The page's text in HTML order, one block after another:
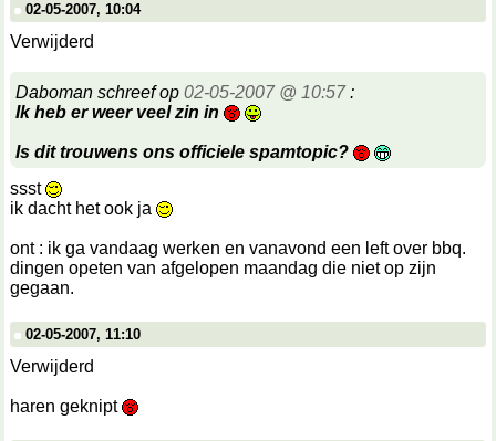
02-05-2007, 10:04
Verwijderd
Daboman schreef op 02-05-2007 @ 10:57:
Ik heb er weer veel zin in
Is dit trouwens ons officiele spamtopic?
ssst
ik dacht het ook ja
ont : ik ga vandaag werken en vanavond een left over bbq.
dingen opeten van afgelopen maandag die niet op zijn
gegaan.
02-05-2007, 11:10
Verwijderd
haren geknipt